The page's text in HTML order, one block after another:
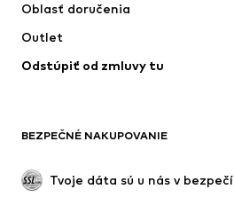
Oblasť doručenia
Outlet
Odstúpiť od zmluvy tu
BEZPEČNÉ NAKUPOVANIE
Tvoje dáta sú u nás v bezpečí